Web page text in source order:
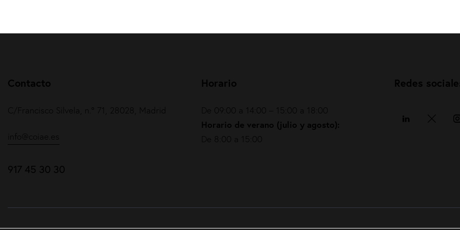
Contacto
C/Francisco Silvela, n.º 71, 28028, Madrid
info@coiae.es
917 45 30 30
Horario
De 09:00 a 14:00 – 15:00 a 18:00
Horario de verano (julio y agosto):
De 8:00 a 15:00
Redes